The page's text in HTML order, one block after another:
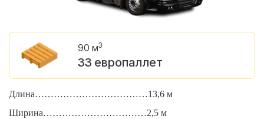
90 м3
33 европаллет
Длина………………………………13,6 м
Ширина……………………………2,5 м